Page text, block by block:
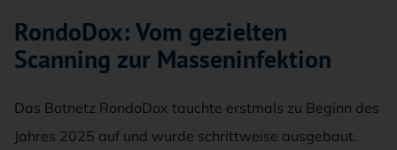
RondoDox: Vom gezielten
Scanning zur Masseninfektion
Das Botnetz RondoDox tauchte erstmals zu Beginn des
Jahres 2025 auf und wurde schrittweise ausgebaut.